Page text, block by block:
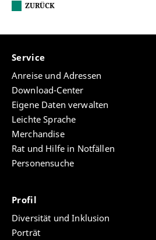
ZURÜCK
Service
Anreise und Adressen
Download-Center
Eigene Daten verwalten
Leichte Sprache
Merchandise
Rat und Hilfe in Notfällen
Personensuche
Profil
Diversität und Inklusion
Porträt